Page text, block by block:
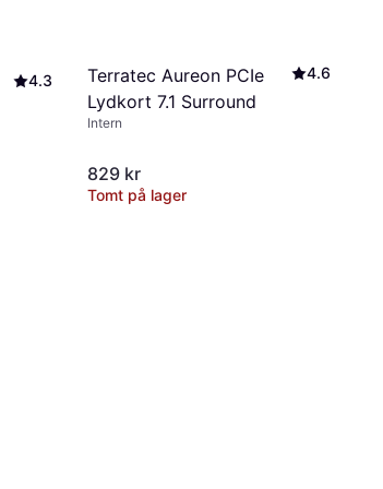
4.3
Terratec Aureon PCIe
Lydkort 7.1 Surround
4.6
Intern
829 kr
Tomt på lager